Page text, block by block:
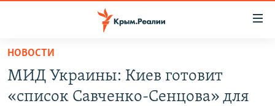
Вернуться
основному
содержанию
СПЕЦПРОЕКТЫ
НОВОСТИ
МИД Украины: Киев готовит
«список Савченко-Сенцова» для